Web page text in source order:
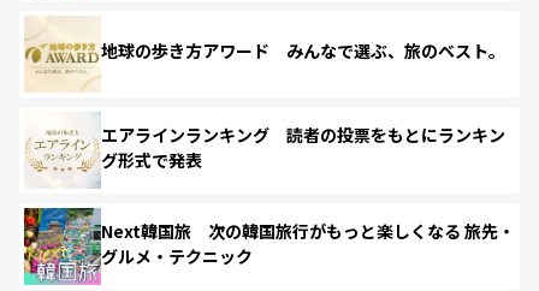
地球の歩き方アワード みんなで選ぶ、旅のベスト。
エアラインランキング 読者の投票をもとにランキン
グ形式で発表
Next韓国旅 次の韓国旅行がもっと楽しくなる 旅先・
グルメ・テクニック